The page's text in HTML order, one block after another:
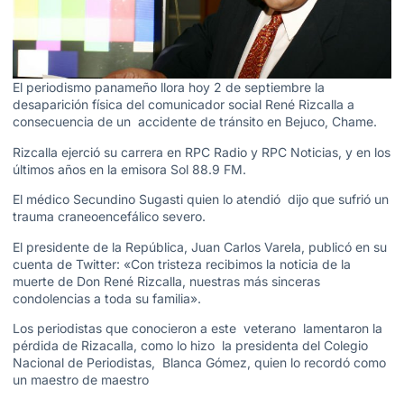
El periodismo panameño llora hoy 2 de septiembre la
desaparición física del comunicador social René Rizcalla a
consecuencia de un accidente de tránsito en Bejuco, Chame.
Rizcalla ejerció su carrera en RPC Radio y RPC Noticias, y en los
últimos años en la emisora Sol 88.9 FM.
El médico Secundino Sugasti quien lo atendió dijo que sufrió un
trauma craneoencefálico severo.
El presidente de la República, Juan Carlos Varela, publicó en su
cuenta de Twitter: «Con tristeza recibimos la noticia de la
muerte de Don René Rizcalla, nuestras más sinceras
condolencias a toda su familia».
Los periodistas que conocieron a este veterano lamentaron la
pérdida de Rizacalla, como lo hizo la presidenta del Colegio
Nacional de Periodistas, Blanca Gómez, quien lo recordó como
un maestro de maestro